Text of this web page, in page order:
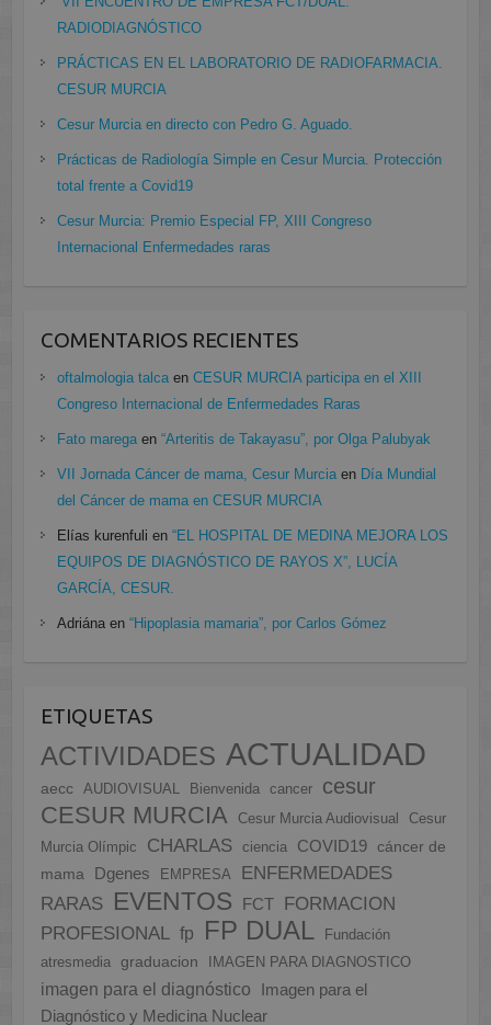
RADIODIAGNÓSTICO
PRÁCTICAS EN EL LABORATORIO DE RADIOFARMACIA.
CESUR MURCIA
Cesur Murcia en directo con Pedro G. Aguado.
Prácticas de Radiología Simple en Cesur Murcia. Protección
total frente a Covid19
Cesur Murcia: Premio Especial FP, XIII Congreso
Internacional Enfermedades raras
COMENTARIOS RECIENTES
oftalmologia talcaen CESUR MURCIA participa en el XIII
Congreso Internacional de Enfermedades Raras
Fato maregaen “Arteritis de Takayasu”, por Olga Palubyak
VII Jornada Cáncer de mama, Cesur Murciaen Día Mundial
del Cáncer de mama en CESUR MURCIA
Elías kurenfuli en “EL HOSPITAL DE MEDINA MEJORA LOS
EQUIPOS DE DIAGNÓSTICO DE RAYOS X”, LUCÍA
GARCÍA, CESUR.
Adriánaen “Hipoplasia mamaria”, por Carlos Gómez
ETIQUETAS
ACTIVIDADES ACTUALIDAD
aecc AUDIOVISUAL Bienvenida cancer cesur
CESUR MURCIA Cesur Murcia Audiovisual
Cesur
Murcia Olímpic
CHARLAS ciencia COVID19
cáncer de
mama
Dgenes EMPRESA
ENFERMEDADES
RARAS EVENTOS FCT
FORMACION
PROFESIONAL
fp FP DUAL
Fundación
atresmedia
graduacion IMAGEN PARA DIAGNOSTICO
imagen para el diagnóstico
Imagen para el
Diagnóstico y Medicina Nuclear